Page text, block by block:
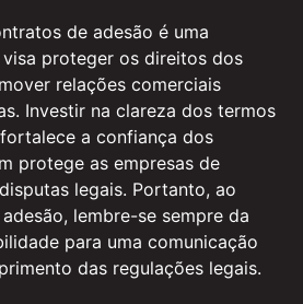
de adesão é uma
proteger os direitos dos
relações comerciais
Investir na clareza dos termos
a confiança dos
protege as empresas de
legais. Portanto, ao
lembre-se sempre da
para uma comunicação
das regulações legais.